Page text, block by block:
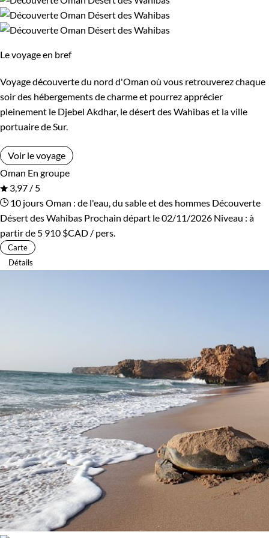
Le voyage en bref
Voyage découverte du nord d'Oman où vous retrouverez chaque
soir des hébergements de charme et pourrez apprécier
pleinement le Djebel Akdhar, le désert des Wahibas et la ville
portuaire de Sur.
Voir le voyage
Oman En groupe
3,97 / 5
10 joursOman : de l'eau, du sable et des hommes Découverte
Désert des Wahibas Prochain départ le 02/11/2026 Niveau : à
partir de 5 910 $CAD / pers.
Carte
Détails